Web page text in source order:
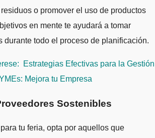
o promover el uso de productos
en mente te ayudará a tomar
durante todo el proceso de planificación.
Estrategias Efectivas para la Gestión
Mejora tu Empresa
Sostenibles
tu feria, opta por aquellos que